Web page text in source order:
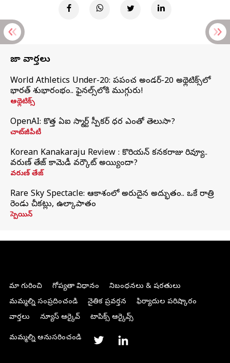
తాజా వార్తలు
World Athletics Under-20: ప్రపంచ అండర్-20 అథ్లెటిక్స్‌లో
భారత్‌ శుభారంభం.. ఫైనల్స్‌లోకి ముగ్గురు!
అథ్లెటిక్స్
OpenAI: కొత్త ఏఐ స్మార్ట్ స్పీకర్ ధర ఎంతో తెలుసా?
చాట్‌జీపీటీ
Korean Kanakaraju Review : కొరియన్ కనకరాజు రివ్యూ..
వరుణ్ తేజ్ కామెడీ వర్కౌట్ అయ్యిందా?
వరుణ్ తేజ్
Rare Sky Spectacle: ఆకాశంలో అరుదైన అద్భుతం.. ఒకే రాత్రి
రెండు చీకట్లు, ఉల్కాపాతం
స్పెయిన్
మా గురించి గోప్యతా విధానం
నిబంధనలు & షరతులు
మమ్మల్ని సంప్రదించండి
నైతిక ప్రవర్తన
ఫిర్యాదుల పరిష్కారం
వార్తలు
న్యూస్ ఆర్కైవ్ టాపిక్స్ ఆర్కైవ్స్
మమ్మల్ని అనుసరించండి